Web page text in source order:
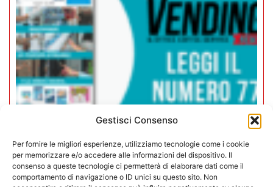
Gestisci Consenso
Per fornire le migliori esperienze, utilizziamo tecnologie come i cookie
per memorizzare e/o accedere alle informazioni del dispositivo. Il
consenso a queste tecnologie ci permetterà di elaborare dati come il
comportamento di navigazione o ID unici su questo sito. Non
Rivista Vending News – Leggi il
numero 77